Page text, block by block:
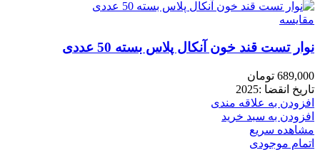
مقایسه
نوار تست قند خون آنکال پلاس بسته 50 عددی
689,000 تومان
تاریخ انقضا :2025
افزودن به علاقه مندی
افزودن به سبد خرید
مشاهده سریع
اتمام موجودی